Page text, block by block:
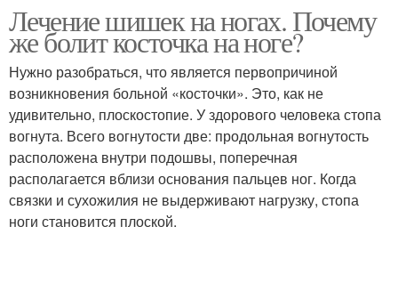
Лечение шишек на ногах. Почему
же болит косточка на ноге?
Нужно разобраться, что является первопричиной
возникновения больной «косточки». Это, как не
удивительно, плоскостопие. У здорового человека стопа
вогнута. Всего вогнутости две: продольная вогнутость
расположена внутри подошвы, поперечная
располагается вблизи основания пальцев ног. Когда
связки и сухожилия не выдерживают нагрузку, стопа
ноги становится плоской.